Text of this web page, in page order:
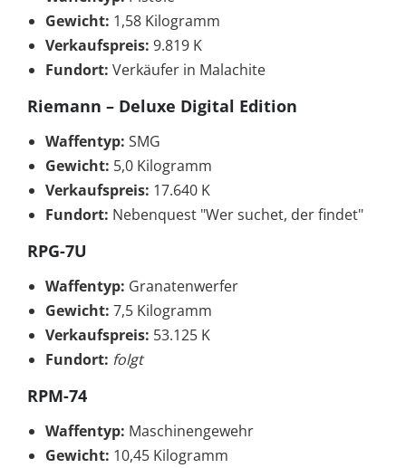
Gewicht: 1,58 Kilogramm
Verkaufspreis: 9.819 K
Fundort: Verkäufer in Malachite
Riemann – Deluxe Digital Edition
Waffentyp: SMG
Gewicht: 5,0 Kilogramm
Verkaufspreis: 17.640 K
Fundort: Nebenquest "Wer suchet, der findet"
RPG-7U
Waffentyp: Granatenwerfer
Gewicht: 7,5 Kilogramm
Verkaufspreis: 53.125 K
Fundort: folgt
RPM-74
Waffentyp: Maschinengewehr
Gewicht: 10,45 Kilogramm